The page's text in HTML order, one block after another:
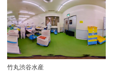
竹丸渋谷水産